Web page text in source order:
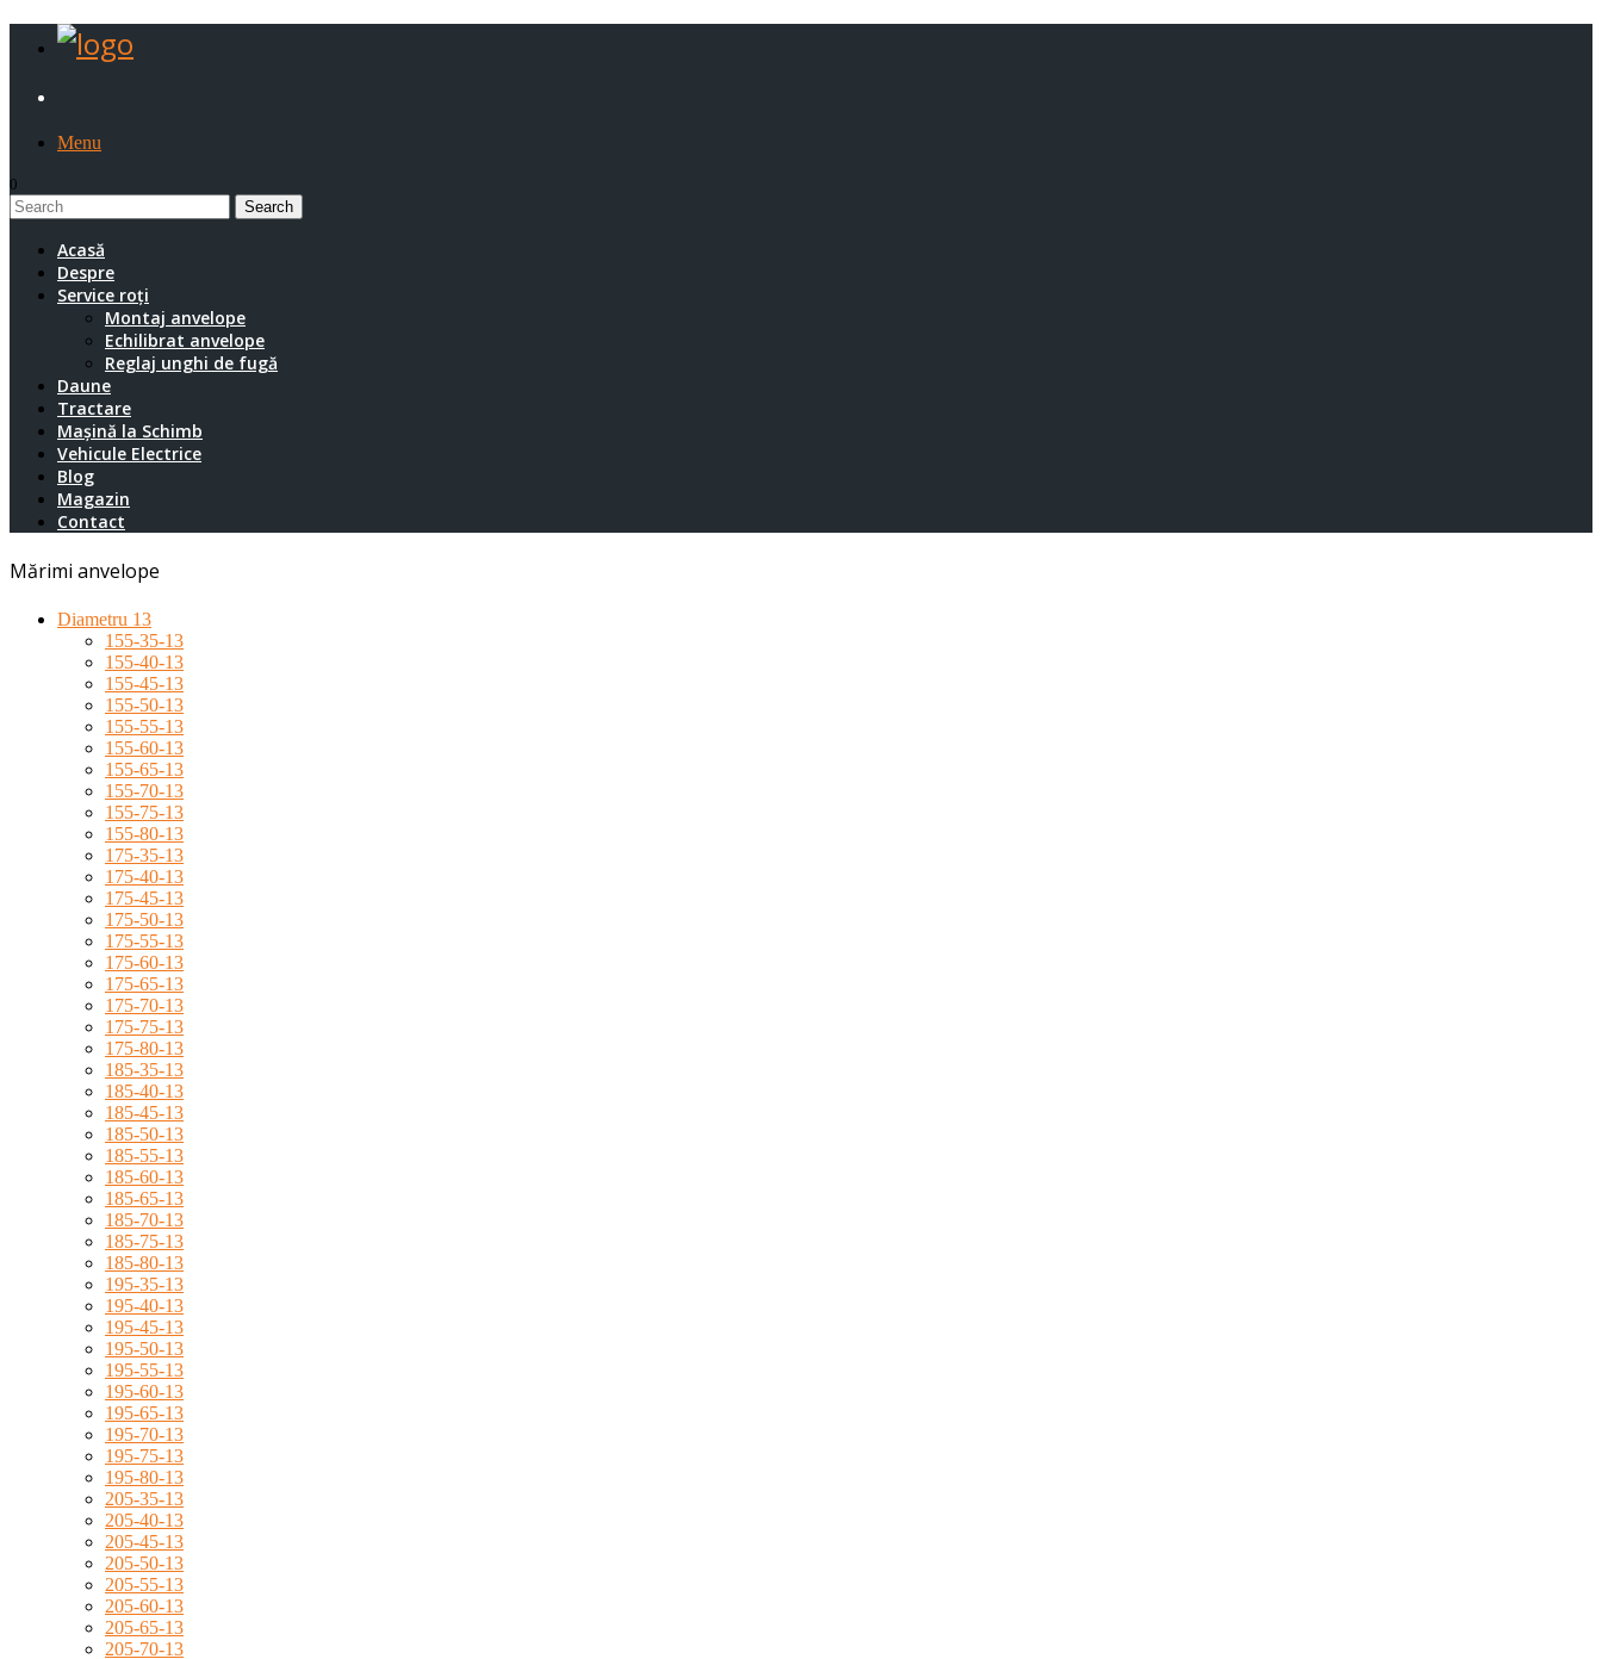
Menu
0
1
Acasă
Despre
Service roți
Montaj anvelope
Echilibrat anvelope
Reglaj unghi de fugă
Daune
Tractare
Mașină la Schimb
Vehicule Electrice
Blog
Magazin
Contact
Mărimi anvelope
Diametru 13
155-35-13
155-40-13
155-45-13
155-50-13
155-55-13
155-60-13
155-65-13
155-70-13
155-75-13
155-80-13
175-35-13
175-40-13
175-45-13
175-50-13
175-55-13
175-60-13
175-65-13
175-70-13
175-75-13
175-80-13
185-35-13
185-40-13
185-45-13
185-50-13
185-55-13
185-60-13
185-65-13
185-70-13
185-75-13
185-80-13
195-35-13
195-40-13
195-45-13
195-50-13
195-55-13
195-60-13
195-65-13
195-70-13
195-75-13
195-80-13
205-35-13
205-40-13
205-45-13
205-50-13
205-55-13
205-60-13
205-65-13
205-70-13